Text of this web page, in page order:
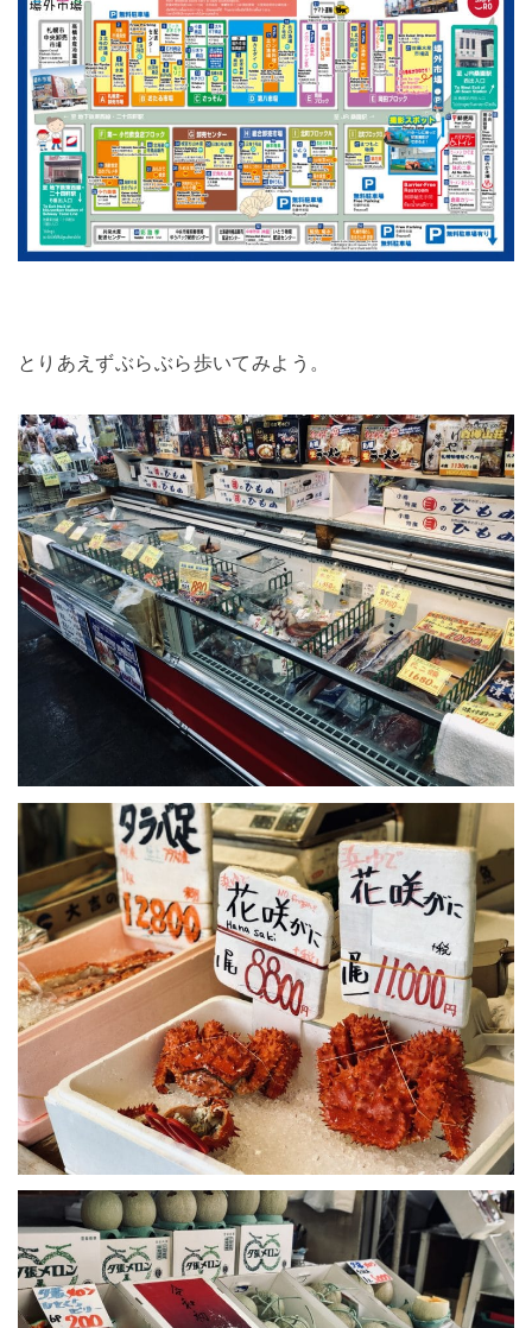
とりあえずぶらぶら歩いてみよう。